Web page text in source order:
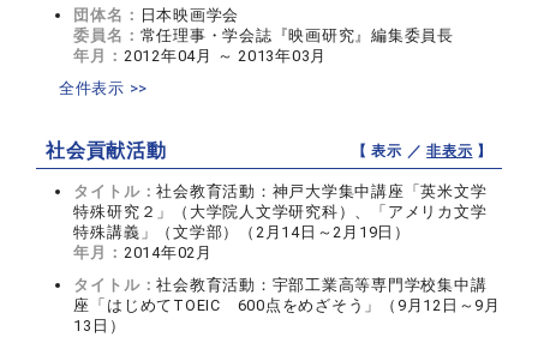
団体名： 日本映画学会
委員名： 常任理事・学会誌『映画研究』編集委員長
年月： 2012年04月 ～ 2013年03月
全件表示 >>
社会貢献活動 【 表示 ／非表示 】
タイトル：社会教育活動：神戸大学集中講座「英米文学
特殊研究２」（大学院人文学研究科）、「アメリカ文学
特殊講義」（文学部）（2月14日～2月19日）
年月： 2014年02月
タイトル：社会教育活動：宇部工業高等専門学校集中講
座「はじめてTOEIC 600点をめざそう」（9月12日～9月
13日）